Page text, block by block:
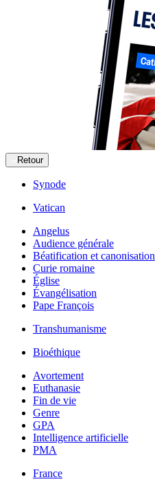
Retour
Synode
Vatican
Angelus
Audience générale
Béatification et canonisation
Curie romaine
Église
Évangélisation
Pape François
Transhumanisme
Bioéthique
Avortement
Euthanasie
Fin de vie
Genre
GPA
Intelligence artificielle
PMA
France